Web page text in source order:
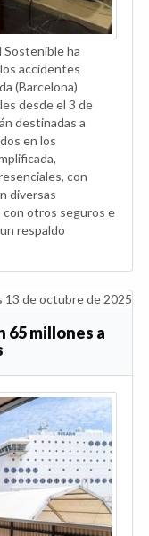
ha
accidentes
(Barcelona)
desde el 3 de
destinadas a
en los
con
diversas
con otros seguros e
respaldo
13 de octubre de 2025
65 millones a